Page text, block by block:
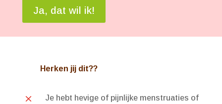
Ja, dat wil ik!
Herken jij dit??
M
Je hebt hevige of pijnlijke menstruaties of